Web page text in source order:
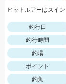
釣行日
釣行時間
釣場
ポイント
釣魚